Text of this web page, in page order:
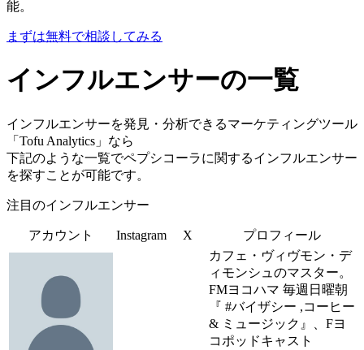
能。
まずは無料で相談してみる
インフルエンサーの一覧
インフルエンサーを発見・分析できるマーケティングツール
「Tofu Analytics」なら
下記のような一覧でペプシコーラに関するインフルエンサー
を探すことが可能です。
注目のインフルエンサー
アカウント Instagram X プロフィール
カフェ・ヴィヴモン・デ
ィモンシュのマスター。
FMヨコハマ 毎週日曜朝
『 #バイザシー ,コーヒー
& ミュージック』、Fヨ
コポッドキャスト